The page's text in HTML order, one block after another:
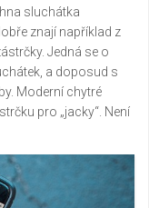
sluchátka
znají například z
Jedná se o
a doposud s
Moderní chytré
pro „jacky“. Není